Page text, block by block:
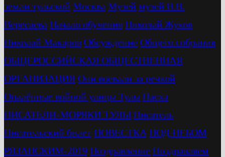
земли тульской Москва Музей музей В.В.
Вересаева Начало обучения Николай Жуков
Николай Макаров Обсуждение Общего собрания
ОБЩЕРОССИЙСКАЯ ОБЩЕСТВЕННАЯ
ОРГАНИЗАЦИЯ Они воевали за речкой
Опалённые войной улицы Тулы Пасха
ПИСАТЕЛИ-МОРЯКИ ТУЛЫ Писатель
Писательский билет ПОВЕСТКА ПОД НЕБОМ
РЯЗАНСКИМ-2019 Поздравление Поздравляем